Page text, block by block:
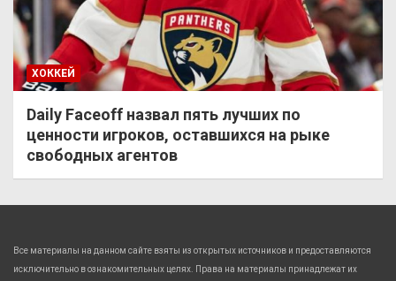
ХОККЕЙ
Daily Faceoff назвал пять лучших по
ценности игроков, оставшихся на рыке
свободных агентов
Все материалы на данном сайте взяты из открытых источников и предоставляются
исключительно в ознакомительных целях. Права на материалы принадлежат их